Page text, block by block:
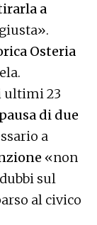
a
Osteria
ultimi 23
di due
a
«non
sul
al civico